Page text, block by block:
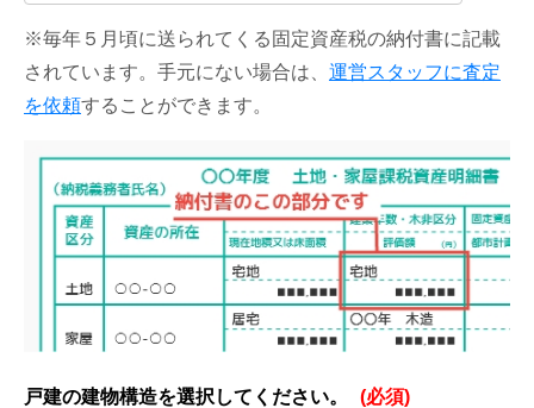
※毎年５月頃に送られてくる固定資産税の納付書に記載
されています。手元にない場合は、 運営スタッフに査定
を依頼することができます。
戸建の建物構造を選択してください。 (必須)